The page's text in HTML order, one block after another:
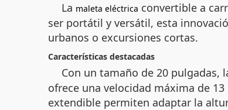
La maleta eléctrica convertible a
ser portátil y versátil, esta
urbanos o excursiones cortas.
Características destacadas
Con un tamaño de 20 pulgadas,
ofrece una velocidad máxima de
extendible permiten adaptar la